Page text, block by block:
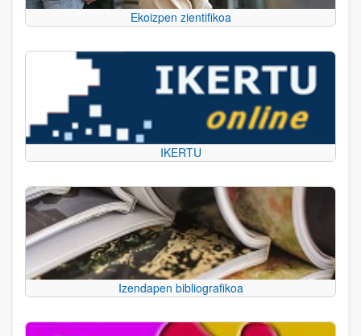
Ekoizpen zientifikoa
IKERTU
Izendapen bibliografikoa